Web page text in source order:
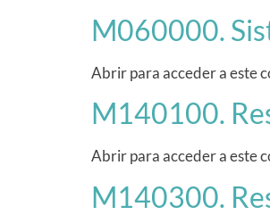
M060000.
Abrir para acceder a este
M140100.
Abrir para acceder a este
M140300.